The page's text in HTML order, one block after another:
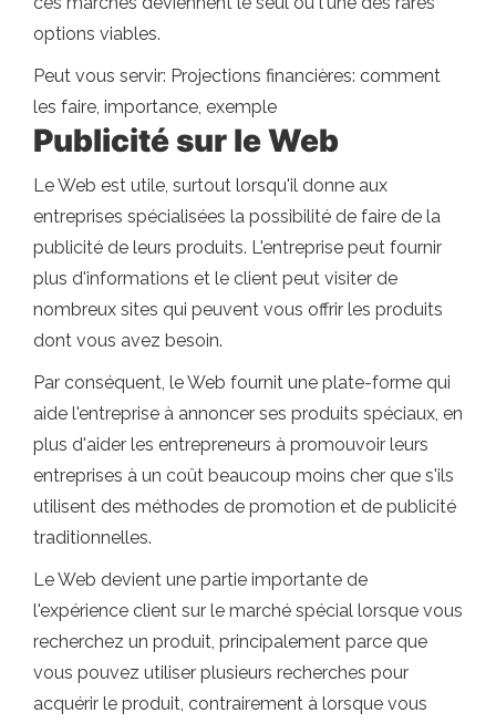
options viables.
Peut vous servir: Projections financières: comment
les faire, importance, exemple
Publicité sur le Web
Le Web est utile, surtout lorsqu'il donne aux
entreprises spécialisées la possibilité de faire de la
publicité de leurs produits. L'entreprise peut fournir
plus d'informations et le client peut visiter de
nombreux sites qui peuvent vous offrir les produits
dont vous avez besoin.
Par conséquent, le Web fournit une plate-forme qui
aide l'entreprise à annoncer ses produits spéciaux, en
plus d'aider les entrepreneurs à promouvoir leurs
entreprises à un coût beaucoup moins cher que s'ils
utilisent des méthodes de promotion et de publicité
traditionnelles.
Le Web devient une partie importante de
l'expérience client sur le marché spécial lorsque vous
recherchez un produit, principalement parce que
vous pouvez utiliser plusieurs recherches pour
acquérir le produit, contrairement à lorsque vous